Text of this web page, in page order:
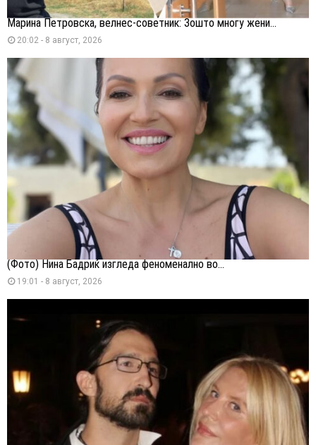
Марина Петровска, велнес-советник: Зошто многу жени...
20:02 - 8 август, 2026
(Фото) Нина Бадриќ изгледа феноменално во...
19:01 - 8 август, 2026